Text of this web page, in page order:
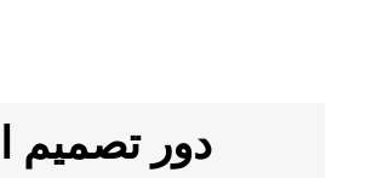
دور تصميم